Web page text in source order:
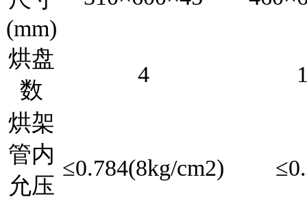
(mm)
烘盘
数
4
烘架
管内
允压
≤0.784(8kg/cm2)